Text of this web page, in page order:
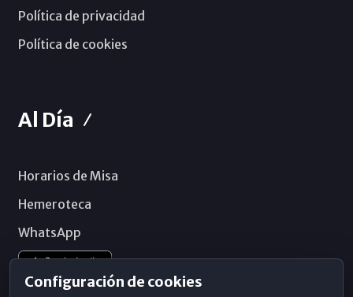
Política de privacidad
Política de cookies
Al Día
Horarios de Misa
Hemeroteca
WhatsApp
Configuración de cookies